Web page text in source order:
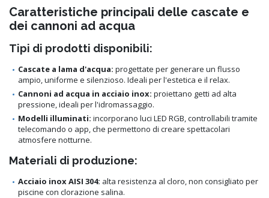
Caratteristiche principali delle cascate e
dei cannoni ad acqua
Tipi di prodotti disponibili:
Cascate a lama d'acqua: progettate per generare un flusso
ampio, uniforme e silenzioso. Ideali per l'estetica e il relax.
Cannoni ad acqua in acciaio inox: proiettano getti ad alta
pressione, ideali per l'idromassaggio.
Modelli illuminati: incorporano luci LED RGB, controllabili tramite
telecomando o app, che permettono di creare spettacolari
atmosfere notturne.
Materiali di produzione:
Acciaio inox AISI 304: alta resistenza al cloro, non consigliato per
piscine con clorazione salina.